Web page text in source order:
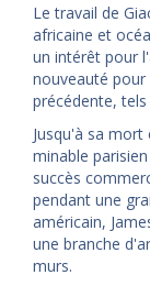
Le travail de
africaine et
un intérêt pour
nouveauté
précédente, tels
Jusqu'à sa
minable
succès
pendant une
américain,
une branche
murs.